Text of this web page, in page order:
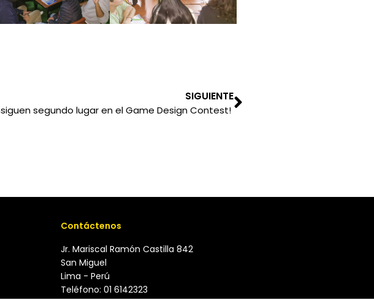
SIGUIENTE
segundo lugar en el Game Design Contest!
Contáctenos
Jr. Mariscal Ramón Castilla 842
San Miguel
Lima - Perú
Teléfono: 01 6142323